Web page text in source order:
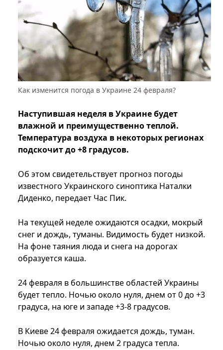
Как изменится погода в Украине 24 февраля?
Наступившая неделя в Украине будет
влажной и преимущественно теплой.
Температура воздуха в некоторых регионах
подскочит до +8 градусов.
Об этом свидетельствует прогноз погоды
известного Украинского синоптика Наталки
Диденко, передает Час Пик.
На текущей неделе ожидаются осадки, мокрый
снег и дождь, туманы. Видимость будет низкой.
На фоне таяния люда и снега на дорогах
образуется каша.
24 февраля в большинстве областей Украины
будет тепло. Ночью около нуля, днем ​​от 0 до +3
градуса, на юге и западе +3-8 градусов.
В Киеве 24 февраля ожидается дождь, туман.
Ночью около нуля, днем ​​2 градуса тепла.